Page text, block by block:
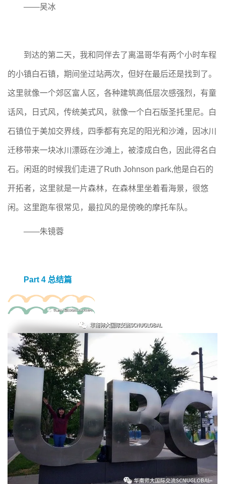
——吴冰
到达的第二天，我和同伴去了离温哥华有两个小时车程
的小镇白石镇，期间坐过站两次，但好在最后还是找到了。
这里就像一个郊区富人区，各种建筑高低层次感强烈，有童
话风，日式风，传统美式风，就像一个白石版圣托里尼。白
石镇位于美加交界线，四季都有充足的阳光和沙滩，因冰川
迁移带来一块冰川漂砾在沙滩上，被漆成白色，因此得名白
石。闲逛的时候我们走进了Ruth Johnson park,他是白石的
开拓者，这里就是一片森林，在森林里坐着看海景，很悠
闲。这里跑车很常见，最拉风的是傍晚的摩托车队。
——朱镜蓉
Part 4 总结篇